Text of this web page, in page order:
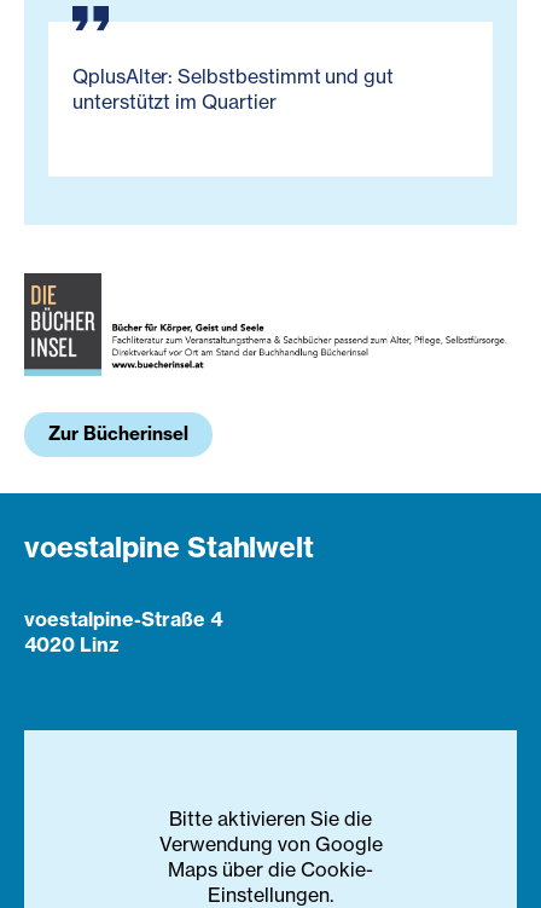
QplusAlter: Selbstbestimmt und gut
unterstützt im Quartier
Zur Bücherinsel
voestalpine Stahlwelt
voestalpine-Straße 4
4020 Linz
Bitte aktivieren Sie die
Verwendung von Google
Maps über die Cookie-
Einstellungen.